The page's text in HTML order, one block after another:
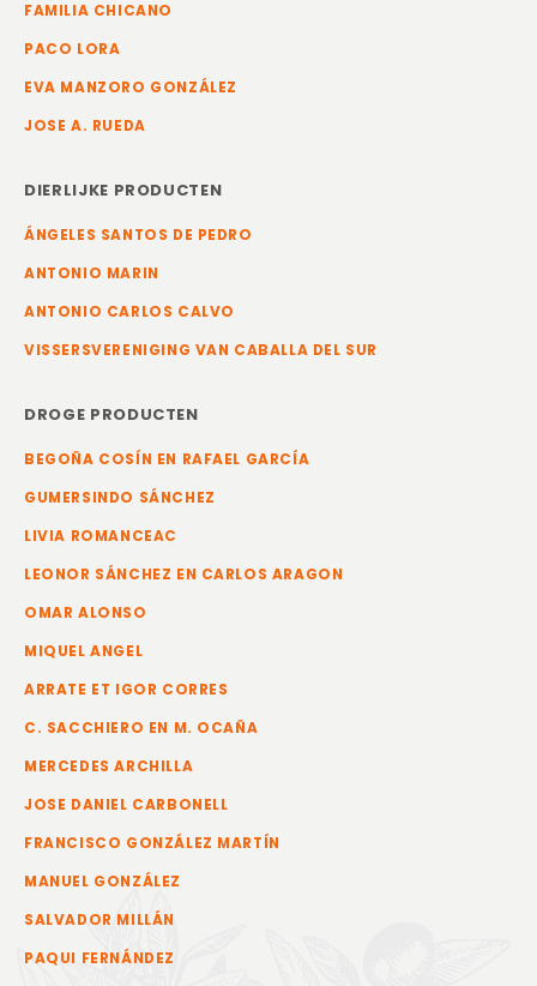
FAMILIA CHICANO
PACO LORA
EVA MANZORO GONZÁLEZ
JOSE A. RUEDA
DIERLIJKE PRODUCTEN
ÁNGELES SANTOS DE PEDRO
ANTONIO MARIN
ANTONIO CARLOS CALVO
VISSERSVERENIGING VAN CABALLA DEL SUR
DROGE PRODUCTEN
BEGOÑA COSÍN EN RAFAEL GARCÍA
GUMERSINDO SÁNCHEZ
LIVIA ROMANCEAC
LEONOR SÁNCHEZ EN CARLOS ARAGON
OMAR ALONSO
MIQUEL ANGEL
ARRATE ET IGOR CORRES
C. SACCHIERO EN M. OCAÑA
MERCEDES ARCHILLA
JOSE DANIEL CARBONELL
FRANCISCO GONZÁLEZ MARTÍN
MANUEL GONZÁLEZ
SALVADOR MILLÁN
PAQUI FERNÁNDEZ